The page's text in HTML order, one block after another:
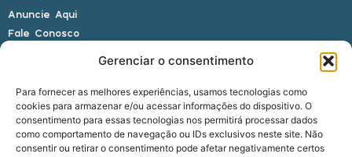
Gerenciar o consentimento
Para fornecer as melhores experiências, usamos tecnologias como
cookies para armazenar e/ou acessar informações do dispositivo. O
consentimento para essas tecnologias nos permitirá processar dados
como comportamento de navegação ou IDs exclusivos neste site. Não
consentir ou retirar o consentimento pode afetar negativamente certos
Anuncie Aqui
Fale Conosco
E-mail: alagoasbrasilnoticias@gmail.com
Telefone: (82) 9 9691-0391 (Whatsapp)
Responsável Técnico: Crysthyan Carlos